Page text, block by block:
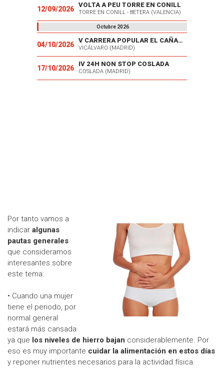
12/09/2026
VOLTA A PEU TORRE EN CONILL
TORRE EN CONILL - BETERA (VALENCIA)
Octubre 2026
04/10/2026
V CARRERA POPULAR EL CAÑAVERAL
VICÁLVARO (MADRID)
17/10/2026
IV 24H NON STOP COSLADA
COSLADA (MADRID)
Por tanto vamos a
indicar algunas
pautas generales
que consideramos
interesantes sobre
este tema:
• Cuando una mujer
tiene el periodo, por
normal general
estará más cansada
ya que los niveles de hierro bajan considerablemente. Por
eso es muy importante cuidar la alimentación en estos días
y reponer nutrientes necesarios para la actividad física.